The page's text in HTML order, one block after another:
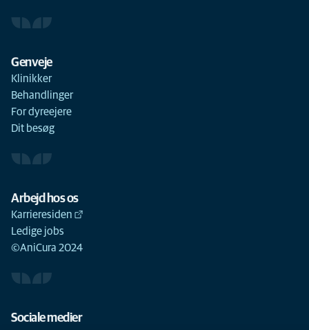
Genveje
Klinikker
Behandlinger
For dyreejere
Dit besøg
Arbejd hos os
Karrieresiden
Ledige jobs
©AniCura 2024
Sociale medier